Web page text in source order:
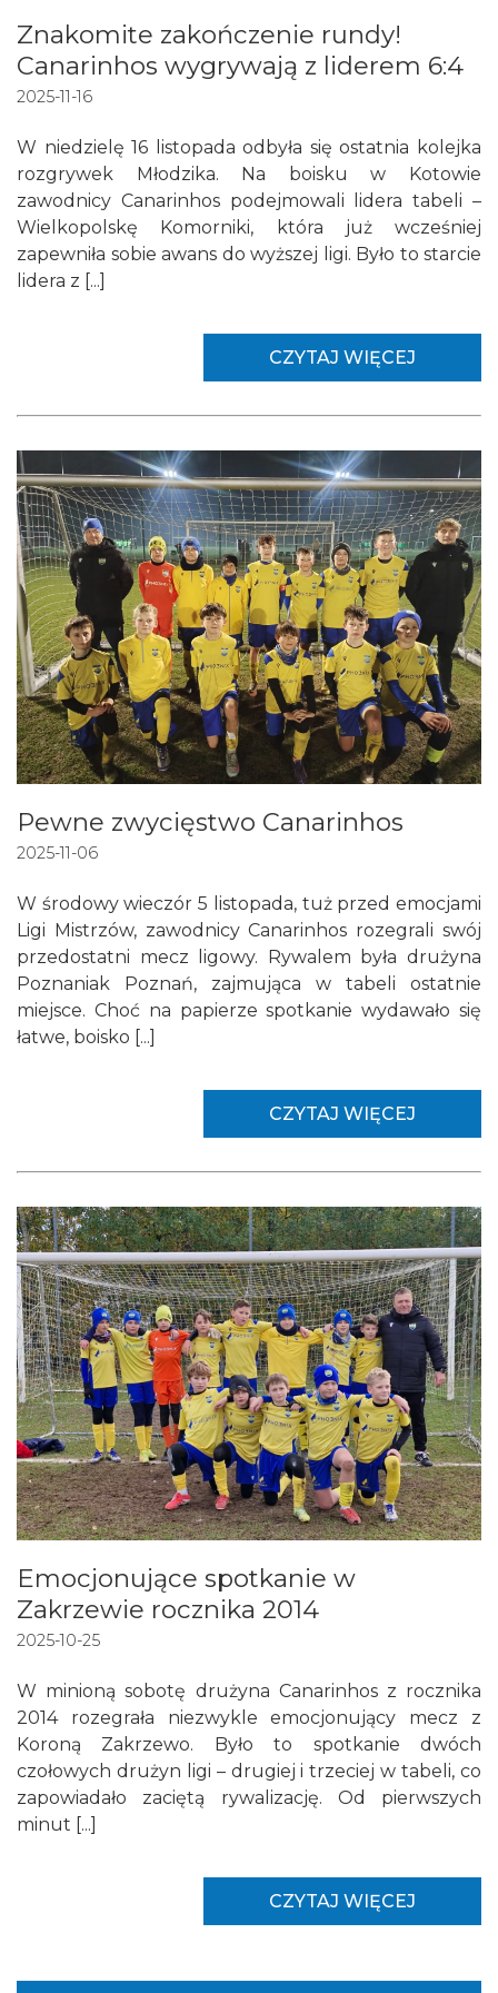
Znakomite zakończenie rundy!
Canarinhos wygrywają z liderem 6:4
2025-11-16
W niedzielę 16 listopada odbyła się ostatnia kolejka
rozgrywek Młodzika. Na boisku w Kotowie
zawodnicy Canarinhos podejmowali lidera tabeli –
Wielkopolskę Komorniki, która już wcześniej
zapewniła sobie awans do wyższej ligi. Było to starcie
lidera z [...]
CZYTAJ WIĘCEJ
Pewne zwycięstwo Canarinhos
2025-11-06
W środowy wieczór 5 listopada, tuż przed emocjami
Ligi Mistrzów, zawodnicy Canarinhos rozegrali swój
przedostatni mecz ligowy. Rywalem była drużyna
Poznaniak Poznań, zajmująca w tabeli ostatnie
miejsce. Choć na papierze spotkanie wydawało się
łatwe, boisko [...]
CZYTAJ WIĘCEJ
Emocjonujące spotkanie w
Zakrzewie rocznika 2014
2025-10-25
W minioną sobotę drużyna Canarinhos z rocznika
2014 rozegrała niezwykle emocjonujący mecz z
Koroną Zakrzewo. Było to spotkanie dwóch
czołowych drużyn ligi – drugiej i trzeciej w tabeli, co
zapowiadało zaciętą rywalizację. Od pierwszych
minut [...]
CZYTAJ WIĘCEJ